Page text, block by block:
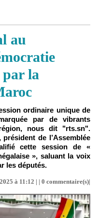
au
par la
ordinaire unique de
par de vibrants
nous dit "rts.sn".
de l’Assemblée
cette session de «
», saluant la voix
les députés.
à 11:12 | | 0 commentaire(s)|